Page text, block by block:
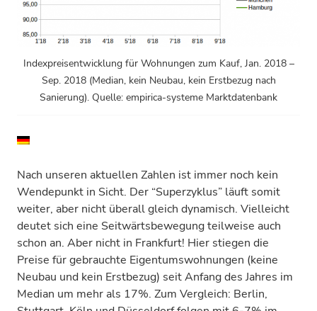
Indexpreisentwicklung für Wohnungen zum Kauf, Jan. 2018 –
Sep. 2018 (Median, kein Neubau, kein Erstbezug nach
Sanierung). Quelle: empirica-systeme Marktdatenbank
Nach unseren aktuellen Zahlen ist immer noch kein
Wendepunkt in Sicht. Der “Superzyklus” läuft somit
weiter, aber nicht überall gleich dynamisch. Vielleicht
deutet sich eine Seitwärtsbewegung teilweise auch
schon an. Aber nicht in Frankfurt! Hier stiegen die
Preise für gebrauchte Eigentumswohnungen (keine
Neubau und kein Erstbezug) seit Anfang des Jahres im
Median um mehr als 17%. Zum Vergleich: Berlin,